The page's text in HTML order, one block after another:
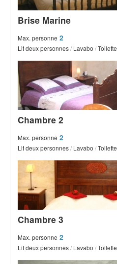
Brise Marine
Max. personne 2
Lit deux personnes/ Lavabo /Toilette
Chambre 2
Max. personne 2
Lit deux personnes/ Lavabo /Toilette
Chambre 3
Max. personne 2
Lit deux personnes/ Lavabo /Toilette